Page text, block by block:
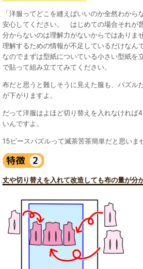
「洋服ってどこを縫えばいいのか全然わから
安心してください。 はじめての場合それが普
分からないのは理解力がないからではありま
理解するための情報が不足しているだけなんで
なのでまずは型紙についている小さい型紙を
で貼って組み立ててみてください。
布だと思うと難しそうに見えた服も、パズル
が下がりますよ。
だって洋服はよほど切り替えを入れなければ
いんですよ。
15ピースパズルって滅茶苦茶簡単だと思いま
丈や切り替えを入れて改造しても布の量が分